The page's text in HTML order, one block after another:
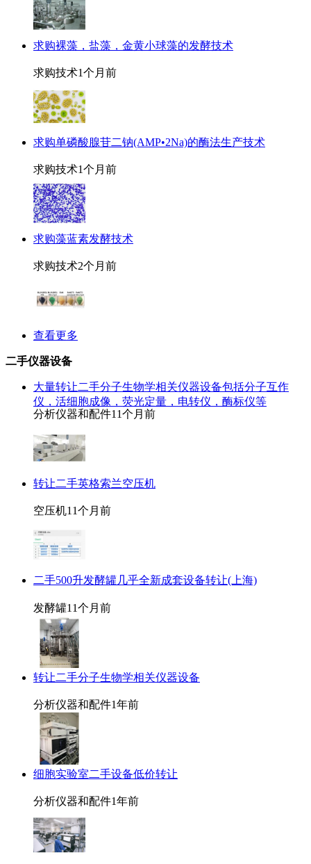
求购裸藻，盐藻，金黄小球藻的发酵技术
求购技术1个月前
求购单磷酸腺苷二钠(AMP•2Na)的酶法生产技术
求购技术1个月前
求购藻蓝素发酵技术
求购技术2个月前
查看更多
二手仪器设备
大量转让二手分子生物学相关仪器设备包括分子互作
仪，活细胞成像，荧光定量，电转仪，酶标仪等
分析仪器和配件11个月前
转让二手英格索兰空压机
空压机11个月前
二手500升发酵罐几乎全新成套设备转让(上海)
发酵罐11个月前
转让二手分子生物学相关仪器设备
分析仪器和配件1年前
细胞实验室二手设备低价转让
分析仪器和配件1年前